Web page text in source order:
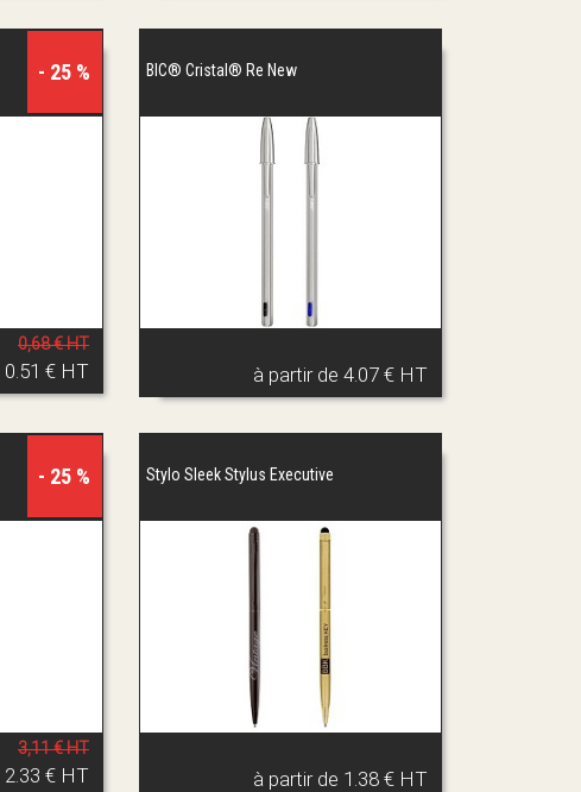
- 25 %
0,68 € HT
0.51 € HT
BIC® Cristal® Re New
à partir de 4.07 € HT
- 25 %
3,11 € HT
2.33 € HT
Stylo Sleek Stylus Executive
à partir de 1.38 € HT